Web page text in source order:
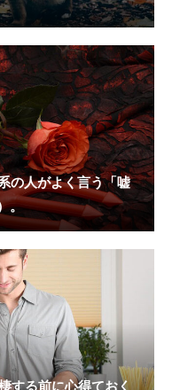
の人がよく言う「嘘
。
する前に心得ておく